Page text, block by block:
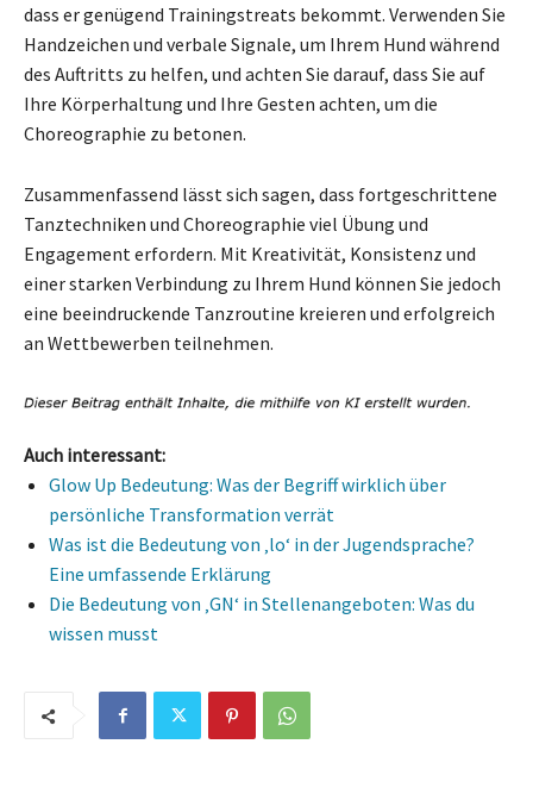
dass er genügend Trainingstreats bekommt. Verwenden Sie
Handzeichen und verbale Signale, um Ihrem Hund während
des Auftritts zu helfen, und achten Sie darauf, dass Sie auf
Ihre Körperhaltung und Ihre Gesten achten, um die
Choreographie zu betonen.
Zusammenfassend lässt sich sagen, dass fortgeschrittene
Tanztechniken und Choreographie viel Übung und
Engagement erfordern. Mit Kreativität, Konsistenz und
einer starken Verbindung zu Ihrem Hund können Sie jedoch
eine beeindruckende Tanzroutine kreieren und erfolgreich
an Wettbewerben teilnehmen.
Auch interessant:
Glow Up Bedeutung: Was der Begriff wirklich über
persönliche Transformation verrät
Was ist die Bedeutung von ‚lo‘ in der Jugendsprache?
Eine umfassende Erklärung
Die Bedeutung von ‚GN‘ in Stellenangeboten: Was du
wissen musst